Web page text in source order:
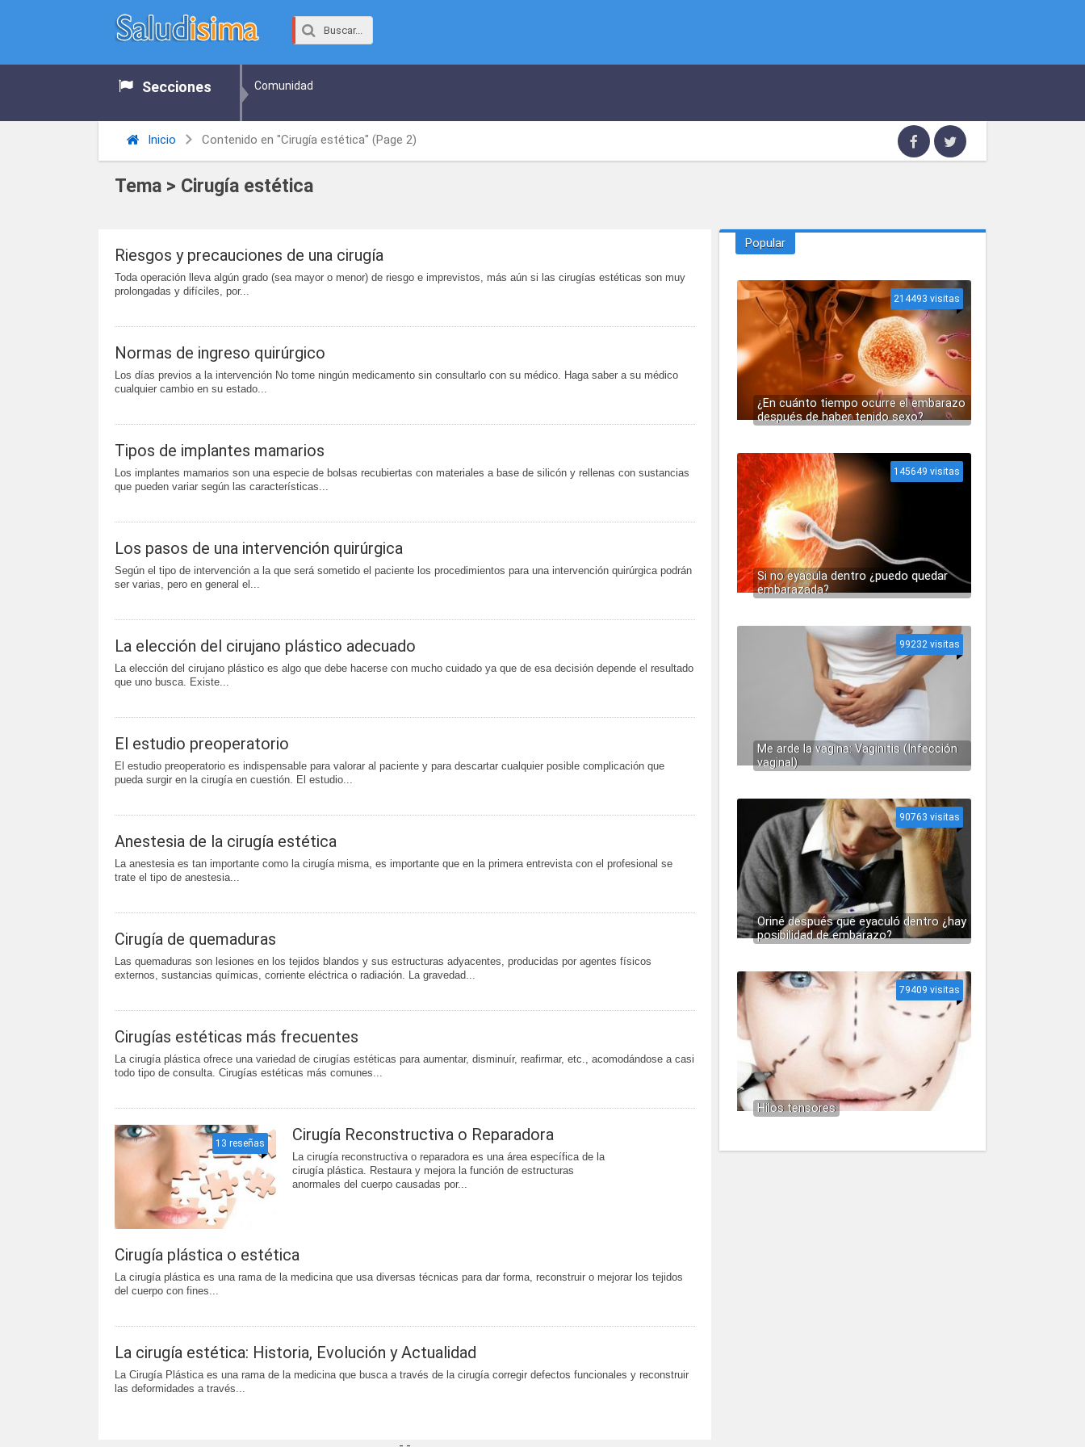
Secciones Comunidad
Inicio Contenido en "Cirugía estética" (Page 2)
Tema > Cirugía estética
Riesgos y precauciones de una cirugía
Toda operación lleva algún grado (sea mayor o menor) de riesgo e imprevistos, más aún si las cirugías estéticas son muy
prolongadas y difíciles, por...
Normas de ingreso quirúrgico
Los días previos a la intervención No tome ningún medicamento sin consultarlo con su médico. Haga saber a su médico
cualquier cambio en su estado...
Tipos de implantes mamarios
Los implantes mamarios son una especie de bolsas recubiertas con materiales a base de silicón y rellenas con sustancias
que pueden variar según las características...
Los pasos de una intervención quirúrgica
Según el tipo de intervención a la que será sometido el paciente los procedimientos para una intervención quirúrgica podrán
ser varias, pero en general el...
La elección del cirujano plástico adecuado
La elección del cirujano plástico es algo que debe hacerse con mucho cuidado ya que de esa decisión depende el resultado
que uno busca. Existe...
El estudio preoperatorio
El estudio preoperatorio es indispensable para valorar al paciente y para descartar cualquier posible complicación que
pueda surgir en la cirugía en cuestión. El estudio...
Anestesia de la cirugía estética
La anestesia es tan importante como la cirugía misma, es importante que en la primera entrevista con el profesional se
trate el tipo de anestesia...
Cirugía de quemaduras
Las quemaduras son lesiones en los tejidos blandos y sus estructuras adyacentes, producidas por agentes físicos
externos, sustancias químicas, corriente eléctrica o radiación. La gravedad...
Cirugías estéticas más frecuentes
La cirugía plástica ofrece una variedad de cirugías estéticas para aumentar, disminuír, reafirmar, etc., acomodándose a casi
todo tipo de consulta. Cirugías estéticas más comunes...
13 reseñas Cirugía Reconstructiva o Reparadora
La cirugía reconstructiva o reparadora es una área específica de la
cirugía plástica. Restaura y mejora la función de estructuras
anormales del cuerpo causadas por...
Cirugía plástica o estética
La cirugía plástica es una rama de la medicina que usa diversas técnicas para dar forma, reconstruir o mejorar los tejidos
del cuerpo con fines...
La cirugía estética: Historia, Evolución y Actualidad
La Cirugía Plástica es una rama de la medicina que busca a través de la cirugía corregir defectos funcionales y reconstruir
las deformidades a través...
Popular
¿En cuánto tiempo ocurre el embarazo
después de haber tenido sexo?
214493 visitas
Si no eyacula dentro ¿puedo quedar
embarazada?
145649 visitas
Me arde la vagina: Vaginitis (Infección
vaginal)
99232 visitas
Oriné después que eyaculó dentro ¿hay
posibilidad de embarazo?
90763 visitas
Hilos tensores
79409 visitas